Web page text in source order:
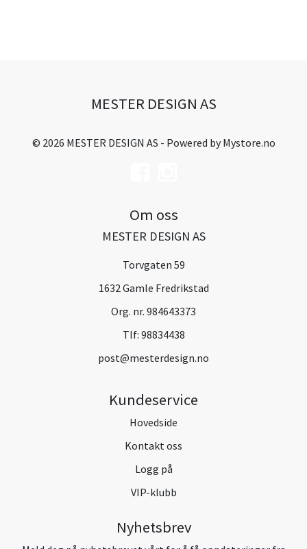
MESTER DESIGN AS
© 2026 MESTER DESIGN AS - Powered byMystore.no
Om oss
MESTER DESIGN AS
Torvgaten 59
1632 Gamle Fredrikstad
Org. nr. 984643373
Tlf: 98834438
post@mesterdesign.no
Kundeservice
Hovedside
Kontakt oss
Logg på
VIP-klubb
Nyhetsbrev